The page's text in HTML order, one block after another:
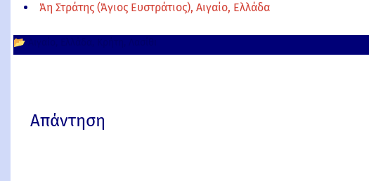
Άη Στράτης (Άγιος Ευστράτιος), Αιγαίο, Ελλάδα
📂
Απάντηση